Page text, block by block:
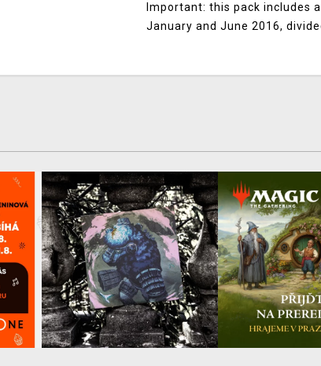
Important: this pack includes
January and June 2016,